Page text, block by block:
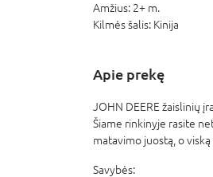
Amžius: 2+ m.
Kilmės šalis: Kinija
Apie prekę
JOHN DEERE žaislinių
Šiame rinkinyje rasite
matavimo juostą, o
Savybės: